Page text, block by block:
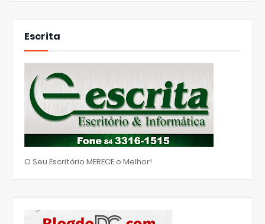
Escrita
O Seu Escritório MERECE o Melhor!